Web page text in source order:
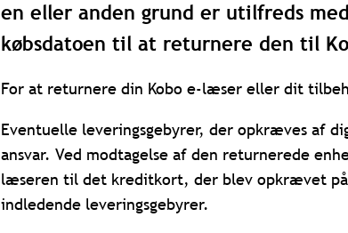
en eller anden grund er utilfreds
købsdatoen til at returnere den til
For at returnere din Kobo e-læser eller dit
Eventuelle leveringsgebyrer, der opkræves af
ansvar. Ved modtagelse af den returnerede
læseren til det kreditkort, der blev opkrævet
indledende leveringsgebyrer.